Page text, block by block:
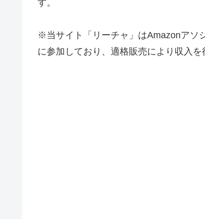
す。
※当サイト「リーチャ」はAmazonアソ
に参加しており、適格販売により収入